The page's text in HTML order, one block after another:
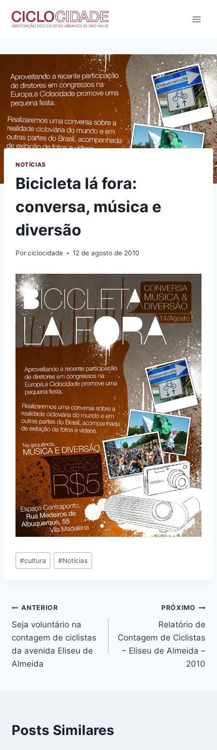
para
NOTÍCIAS
Bicicleta lá fora:
conversa, música e
diversão
Porciclocidade 12 de agosto de 2010
Tags
do
#cultura #Notícias
Navegação
de
Post
ANTERIOR
Seja voluntário na
contagem de ciclistas
da avenida Eliseu de
Almeida
PRÓXIMO
Relatório de
Contagem de Ciclistas
– Eliseu de Almeida –
2010
Posts Similares